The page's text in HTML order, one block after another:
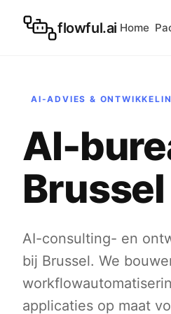
flowful.ai Home
AI-ADVIES &
AI-
Brussel
AI-consulting- en
bij Brussel. We
applicaties op maat